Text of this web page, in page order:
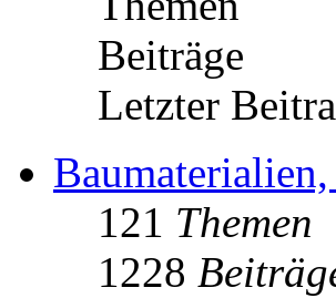
Beiträge
Letzter
121 Themen
1228